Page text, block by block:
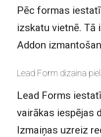
Pēc formas
izskatu vietnē. Tā
Addon
Lead Form dizaina
Lead Forms
vairākas iespējas
Izmaiņas uzreiz